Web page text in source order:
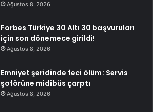
Ağustos 8, 2026
Forbes Türkiye 30 Altı 30 başvuruları
için son dönemece girildi!
Ağustos 8, 2026
Emniyet şeridinde feci ölüm: Servis
şoförüne midibüs çarptı
Ağustos 8, 2026